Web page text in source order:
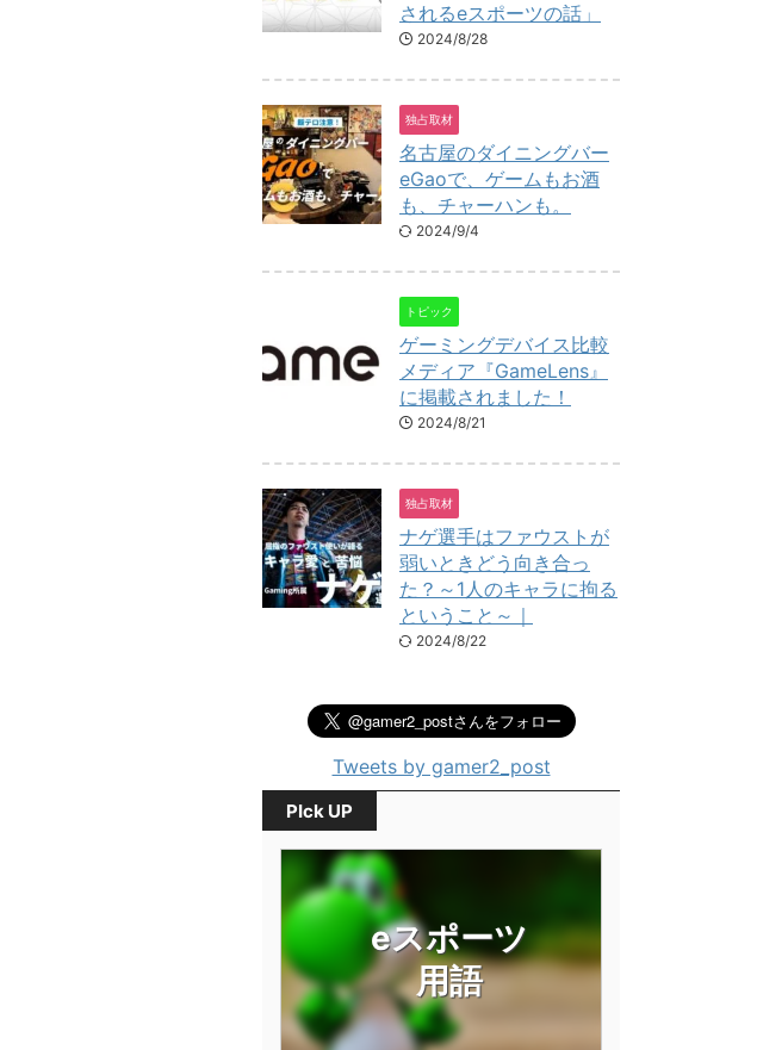
されるeスポーツの話」
2024/8/28
独占取材
名古屋のダイニングバー
eGaoで、ゲームもお酒
も、チャーハンも。
2024/9/4
トピック
ゲーミングデバイス比較
メディア『GameLens』
に掲載されました！
2024/8/21
独占取材
ナゲ選手はファウストが
弱いときどう向き合っ
た？～1人のキャラに拘る
ということ～｜
2024/8/22
Tweets by gamer2_post
PIck UP
eスポーツ
用語